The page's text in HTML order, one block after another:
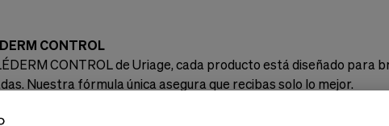
CONTROL
CONTROL de Uriage, cada producto está diseñado para
Nuestra fórmula única asegura que recibas solo lo mejor.
CONTROL